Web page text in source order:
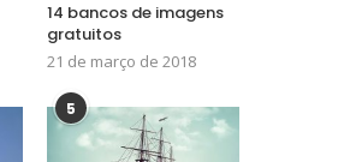
14 bancos de imagens
gratuitos
21 de março de 2018
5